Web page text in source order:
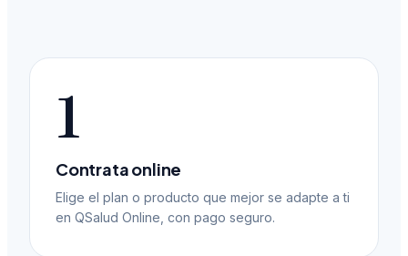
1
Contrata online
Elige el plan o producto que mejor se adapte a ti
en QSalud Online, con pago seguro.